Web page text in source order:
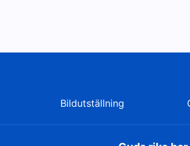
Bildutställning